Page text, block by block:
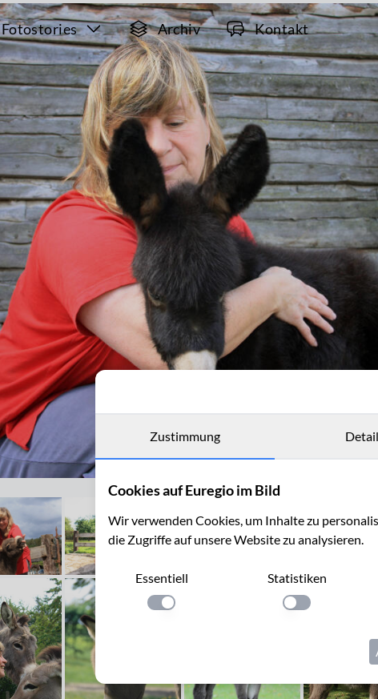
Fotostories Archiv Kontakt
Zustimmung
Cookies auf Euregio im Bild
Wir verwenden Cookies, um Inhalte zu
die Zugriffe auf unsere Website zu analysieren.
Essentiell
Einstellung anwenden
Statistiken
Einstellung